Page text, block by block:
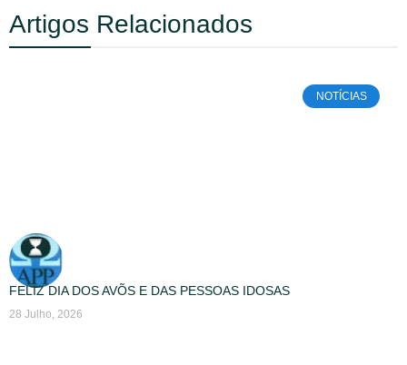
Artigos Relacionados
NOTÍCIAS
FELIZ DIA DOS AVÕS E DAS PESSOAS IDOSAS
28 Julho, 2026